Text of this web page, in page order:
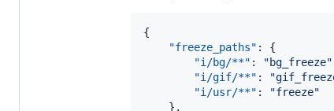
{
"freeze_paths" : {
"i/bg/**" : "bg_freeze"
"i/gif/**" : "
"i/usr/**" : "freeze"
    },